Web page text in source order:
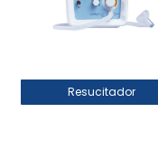
Resucitador